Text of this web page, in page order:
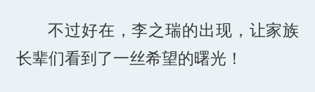
不过好在，李之瑞的出现，让家族
长辈们看到了一丝希望的曙光！